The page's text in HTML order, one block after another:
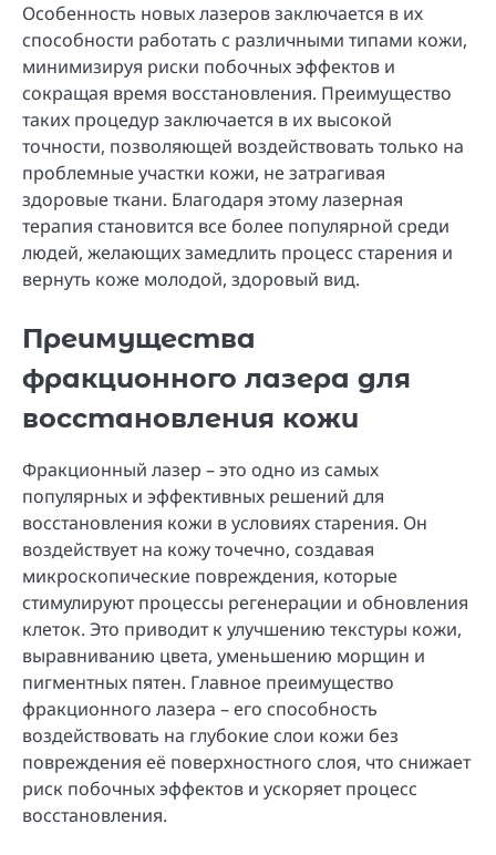
Особенность новых лазеров заключается в их
способности работать с различными типами кожи,
минимизируя риски побочных эффектов и
сокращая время восстановления. Преимущество
таких процедур заключается в их высокой
точности, позволяющей воздействовать только на
проблемные участки кожи, не затрагивая
здоровые ткани. Благодаря этому лазерная
терапия становится все более популярной среди
людей, желающих замедлить процесс старения и
вернуть коже молодой, здоровый вид.
Преимущества
фракционного лазера для
восстановления кожи
Фракционный лазер – это одно из самых
популярных и эффективных решений для
восстановления кожи в условиях старения. Он
воздействует на кожу точечно, создавая
микроскопические повреждения, которые
стимулируют процессы регенерации и обновления
клеток. Это приводит к улучшению текстуры кожи,
выравниванию цвета, уменьшению морщин и
пигментных пятен. Главное преимущество
фракционного лазера – его способность
воздействовать на глубокие слои кожи без
повреждения её поверхностного слоя, что снижает
риск побочных эффектов и ускоряет процесс
восстановления.